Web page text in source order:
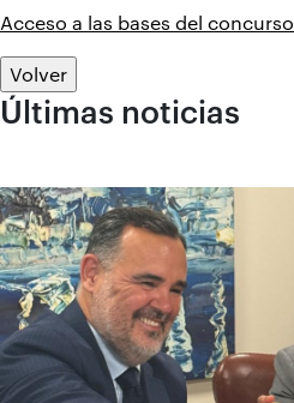
Acceso a las bases del concurso
Volver
Últimas noticias